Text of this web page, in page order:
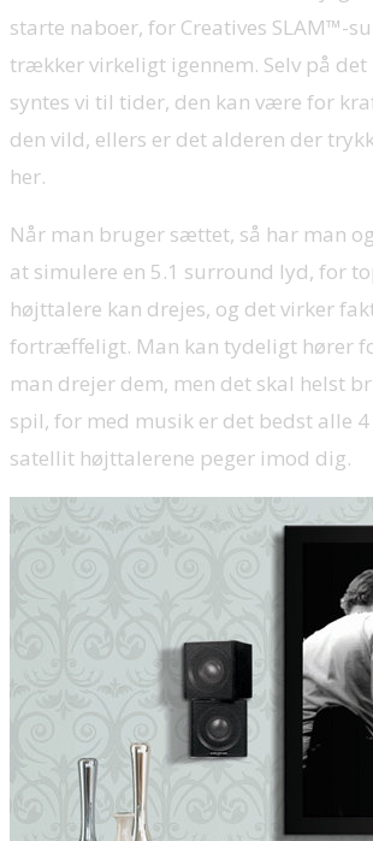
starte naboer, for Creatives SLAM™-
trækker virkeligt igennem. Selv på det
syntes vi til tider, den kan være for
den vild, ellers er det alderen der
her.
Når man bruger sættet, så har man
at simulere en 5.1 surround lyd, for
højttalere kan drejes, og det virker
fortræffeligt. Man kan tydeligt hører
man drejer dem, men det skal helst
spil, for med musik er det bedst alle 4
satellit højttalerene peger imod dig.